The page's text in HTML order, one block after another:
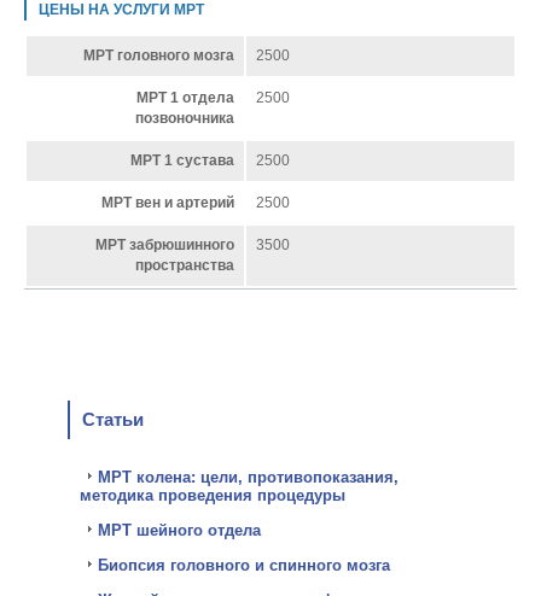
ЦЕНЫ НА УСЛУГИ МРТ
МРТ головного мозга 2500
МРТ 1 отдела
позвоночника
2500
МРТ 1 сустава 2500
МРТ вен и артерий 2500
МРТ забрюшинного
пространства
3500
Статьи
МРТ колена: цели, противопоказания,
методика проведения процедуры
МРТ шейного отдела
Биопсия головного и спинного мозга